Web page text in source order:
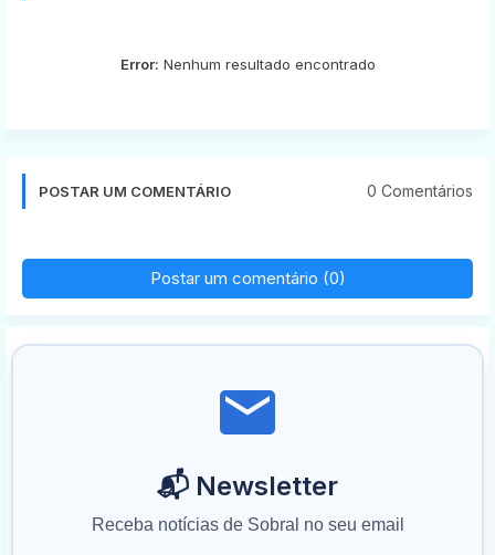
Error: Nenhum resultado encontrado
POSTAR UM COMENTÁRIO 0 Comentários
Postar um comentário (0)
📬 Newsletter
Receba notícias de Sobral no seu email